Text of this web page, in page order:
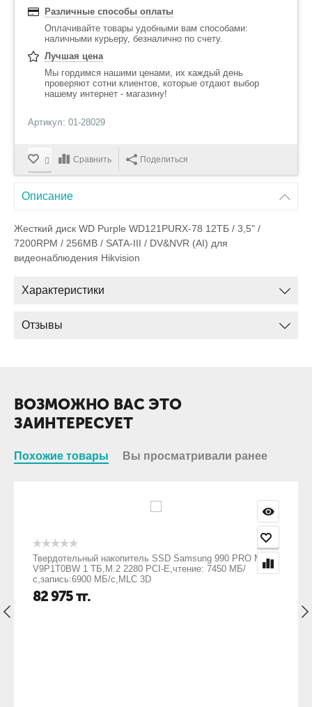
Различные способы оплаты
Оплачивайте товары удобными вам способами:
наличными курьеру, безналично по счету.
Лучшая цена
Мы гордимся нашими ценами, их каждый день
проверяют сотни клиентов, которые отдают выбор
нашему интернет - магазину!
Артикул: 01-28029
Сравнить Поделиться
Описание
Жесткий диск WD Purple WD121PURX-78 12ТБ / 3,5" /
7200RPM / 256MB / SATA-III / DV&NVR (AI) для
видеонаблюдения Hikvision
Характеристики
Отзывы
ВОЗМОЖНО ВАС ЭТО
ЗАИНТЕРЕСУЕТ
Похожие товары Вы просматривали ранее
Твердотельный накопитель SSD Samsung 990 PRO MZ-
V9P1T0BW 1 ТБ,M.2 2280 PCI-E,чтение: 7450 МБ/
с,запись:6900 МБ/с,MLC 3D
82 975тг.